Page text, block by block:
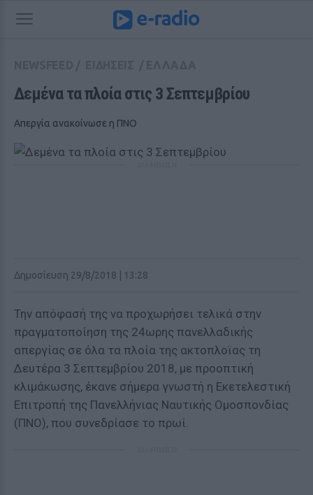
Δεμένα τα πλοία στις 3 Σεπτεμβρίου
Απεργία ανακοίνωσε η ΠΝΟ
Δημοσίευση 29/8/2018 | 13:28
Την απόφασή της να προχωρήσει τελικά στην
πραγματοποίηση της 24ωρης πανελλαδικής
απεργίας σε όλα τα πλοία της ακτοπλοϊας τη
Δευτέρα 3 Σεπτεμβρίου 2018, με προοπτική
κλιμάκωσης, έκανε σήμερα γνωστή η Εκετελεστική
Επιτροπή της Πανελλήνιας Ναυτικής Ομοσπονδίας
(ΠΝΟ), που συνεδρίασε το πρωί.